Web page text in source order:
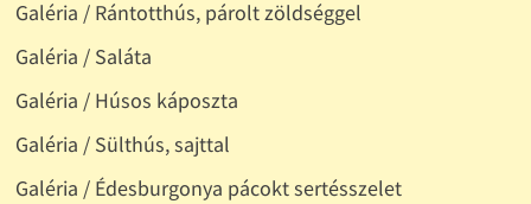
Galéria / Rántotthús, párolt zöldséggel
Galéria / Saláta
Galéria / Húsos káposzta
Galéria / Sülthús, sajttal
Galéria / Édesburgonya pácokt sertésszelet